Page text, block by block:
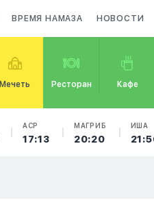
ВРЕМЯ НАМАЗА НОВОСТИ
Мечеть Ресторан Кафе
АСР
17:13
МАГРИБ
20:20
ИША